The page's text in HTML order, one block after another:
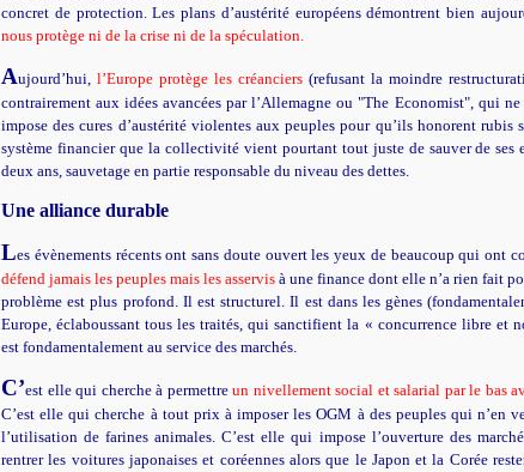
concret de protection. Les plans d’austérité européens démontrent bien
nous protège ni de la crise ni de la spéculation.
Aujourd’hui, l’Europe protège les créanciers (refusant la moindre
contrairement aux idées avancées par l’Allemagne ou "The Economist", qui
impose des cures d’austérité violentes aux peuples pour qu’ils honorent rubis
système financier que la collectivité vient pourtant tout juste de sauver de ses
deux ans, sauvetage en partie responsable du niveau des dettes.
Une alliance durable
Les évènements récents ont sans doute ouvert les yeux de beaucoup qui ont
défend jamais les peuples mais les asservis à une finance dont elle n’a rien fait
problème est plus profond. Il est structurel. Il est dans les gènes
Europe, éclaboussant tous les traités, qui sanctifient la « concurrence libre et
est fondamentalement au service des marchés.
C’est elle qui cherche à permettreun nivellement social et salarial par le bas
C’est elle qui cherche à tout prix à imposer les OGM à des peuples qui n’en
l’utilisation de farines animales. C’est elle qui impose l’ouverture des
rentrer les voitures japonaises et coréennes alors que le Japon et la Corée